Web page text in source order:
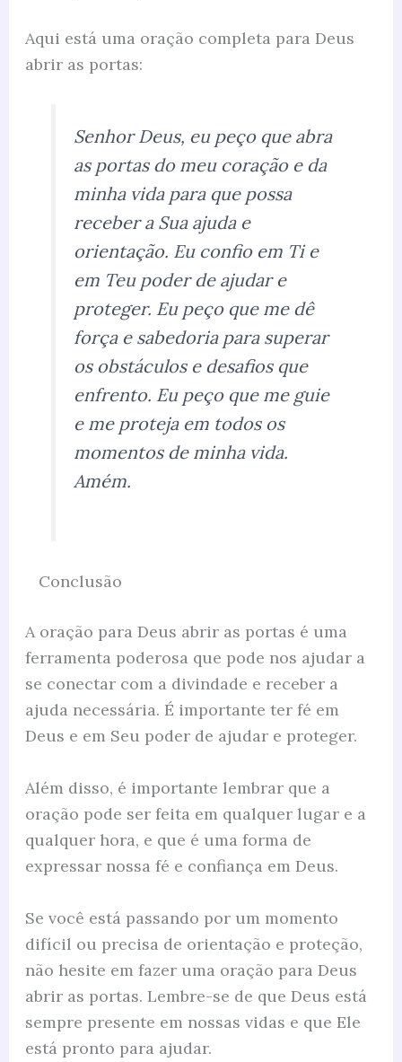
Aqui está uma oração completa para Deus
abrir as portas:
Senhor Deus, eu peço que abra
as portas do meu coração e da
minha vida para que possa
receber a Sua ajuda e
orientação. Eu confio em Ti e
em Teu poder de ajudar e
proteger. Eu peço que me dê
força e sabedoria para superar
os obstáculos e desafios que
enfrento. Eu peço que me guie
e me proteja em todos os
momentos de minha vida.
Amém.
Conclusão
A oração para Deus abrir as portas é uma
ferramenta poderosa que pode nos ajudar a
se conectar com a divindade e receber a
ajuda necessária. É importante ter fé em
Deus e em Seu poder de ajudar e proteger.
Além disso, é importante lembrar que a
oração pode ser feita em qualquer lugar e a
qualquer hora, e que é uma forma de
expressar nossa fé e confiança em Deus.
Se você está passando por um momento
difícil ou precisa de orientação e proteção,
não hesite em fazer uma oração para Deus
abrir as portas. Lembre-se de que Deus está
sempre presente em nossas vidas e que Ele
está pronto para ajudar.